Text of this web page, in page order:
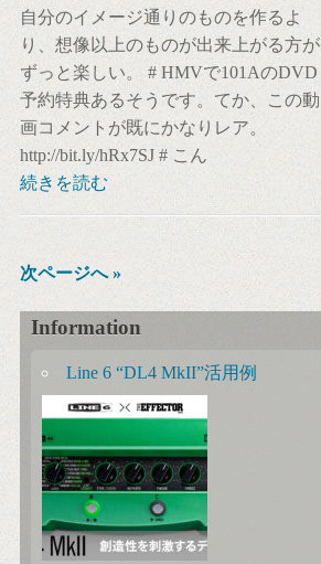
自分のイメージ通りのものを作るよ
り、想像以上のものが出来上がる方が
ずっと楽しい。 # HMVで101AのDVD
予約特典あるそうです。てか、この動
画コメントが既にかなりレア。
http://bit.ly/hRx7SJ # こん
続きを読む
次ページへ »
Information
Line 6 “DL4 MkII”活用例